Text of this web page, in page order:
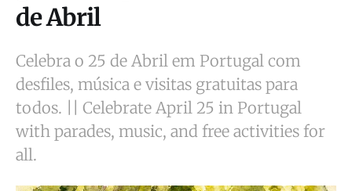
de Abril
Celebra o 25 de Abril em Portugal com
desfiles, música e visitas gratuitas para
todos. || Celebrate April 25 in Portugal
with parades, music, and free activities for
all.